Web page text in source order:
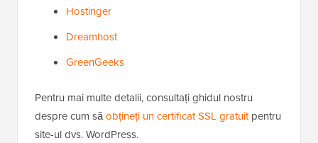
Hostinger
Dreamhost
GreenGeeks
Pentru mai multe detalii, consultați ghidul nostru
despre cum săobțineți un certificat SSL gratuitpentru
site-ul dvs. WordPress.